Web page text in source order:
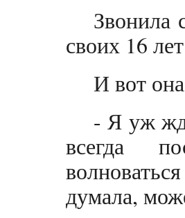
Звонила
своих 16
И вот
- Я уж
всегда
думала,